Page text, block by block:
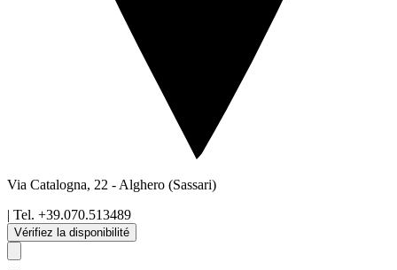
Via Catalogna, 22 - Alghero (Sassari)
| Tel. +39.070.513489
Vérifiez la disponibilité